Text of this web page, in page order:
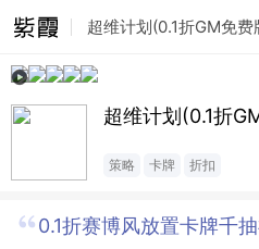
超维计划(0.1折GM免费
超维计划(0.1折
策略 卡牌 折扣
0.1折赛博风放置卡牌千抽